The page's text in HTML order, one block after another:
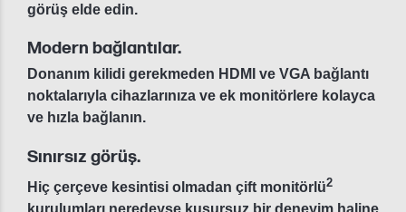
görüş elde edin.
Modern bağlantılar.
Donanım kilidi gerekmeden HDMI ve VGA bağlantı
noktalarıyla cihazlarınıza ve ek monitörlere kolayca
ve hızla bağlanın.
Sınırsız görüş.
Hiç çerçeve kesintisi olmadan çift monitörlü2
kurulumları neredeyse kusursuz bir deneyim haline